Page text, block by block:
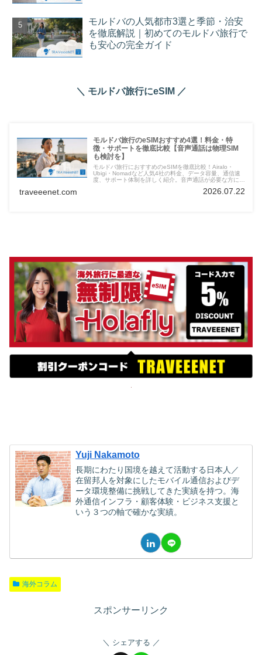
モルドバの人気都市3選と季節・治安
を徹底解説｜初めてのモルドバ旅行で
も安心の完全ガイド
＼ モルドバ旅行にeSIM ／
モルドバ旅行のeSIMおすすめ4選！料金・特
徴・サポートを徹底比較【音声通話は物理SIM
も検討を】
モルドバ旅行におすすめのeSIMを徹底比較！Airalo・
Ubigi・Nomadなど人気4社の料金、データ容量、通信速
度、サポート体制を詳しく紹介。音声通話が必要な方には
traveeenet.com 2026.07.22
Yuji Nakamoto
長期にわたり国境を越えて活動する日本人／
在留邦人を対象にしたモバイル通信およびデ
ータ環境整備に挑戦してきた実績を持つ。海
外通信インフラ・顧客体験・ビジネス支援と
いう３つの軸で確かな実績。
海外コラム
スポンサーリンク
シェアする